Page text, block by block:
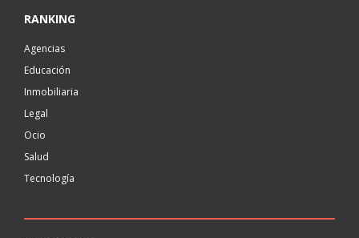
RANKING
Agencias
Educación
Inmobiliaria
Legal
Ocio
Salud
Tecnología